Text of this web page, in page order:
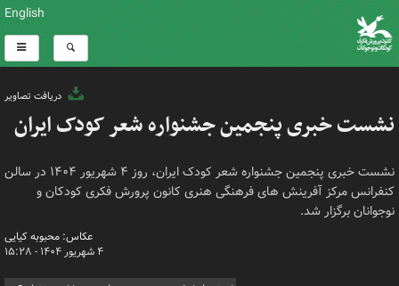
English
دریافت تصاویر
نشست خبری پنجمین جشنواره شعر کودک ایران
نشست خبری پنجمین جشنواره شعر کودک ایران، روز ۴ شهریور ۱۴۰۴ در سالن
کنفرانس مرکز آفرینش های فرهنگی هنری کانون پرورش فکری کودکان و
نوجوانان برگزار شد.
عکاس: محبوبه کیایی
۴ شهریور ۱۴۰۴ - ۱۵:۲۸